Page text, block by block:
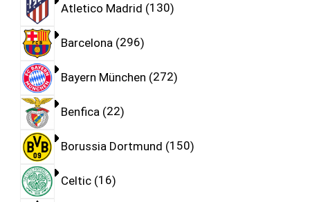
Atletico Madrid 130
Barcelona 296
Bayern München 272
Benfica 22
Borussia Dortmund 150
Celtic 16